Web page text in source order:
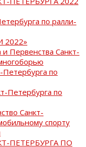
по ралли-
2022»
Первенства Санкт-
Петербурга по
Петербурга по
Санкт-
спорту
ПЕТЕРБУРГА ПО